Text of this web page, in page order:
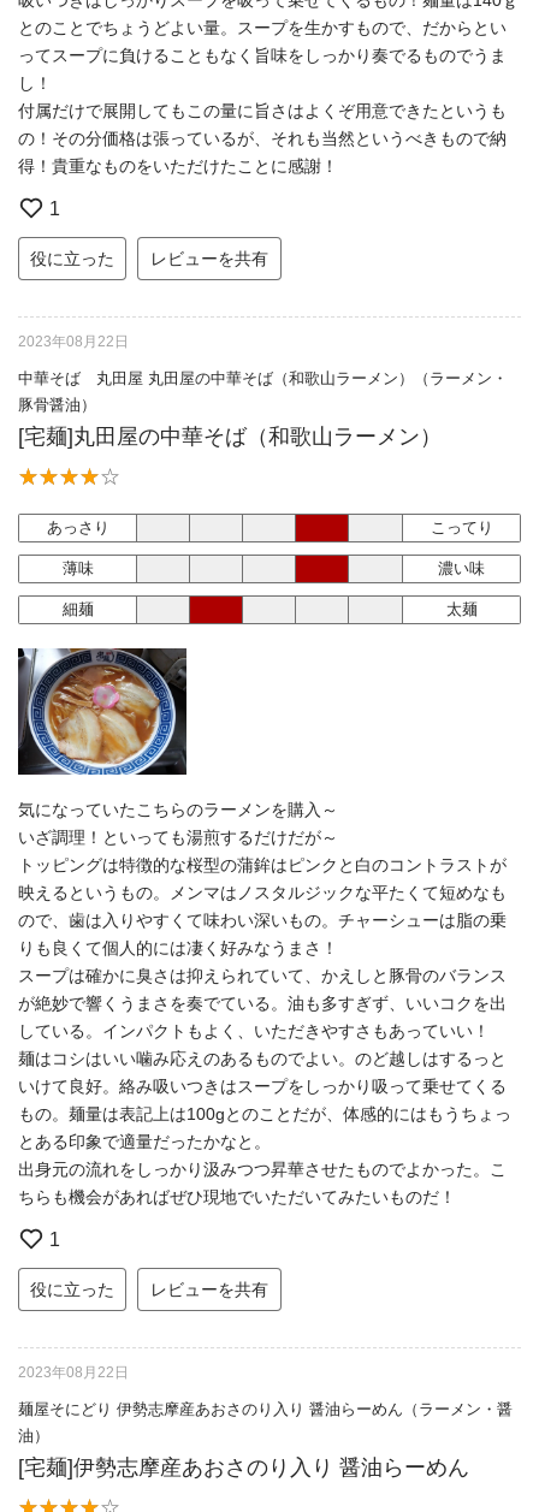
とのことでちょうどよい量。スープを生かすもので、だからとい
ってスープに負けることもなく旨味をしっかり奏でるものでうま
し！
付属だけで展開してもこの量に旨さはよくぞ用意できたというも
の！その分価格は張っているが、それも当然というべきもので納
得！貴重なものをいただけたことに感謝！
1
役に立った レビューを共有
2023年08月22日
中華そば 丸田屋 丸田屋の中華そば（和歌山ラーメン）（ラーメン・
豚骨醤油）
[宅麺]丸田屋の中華そば（和歌山ラーメン）
あっさり こってり
薄味 濃い味
細麺 太麺
気になっていたこちらのラーメンを購入～
いざ調理！といっても湯煎するだけだが～
トッピングは特徴的な桜型の蒲鉾はピンクと白のコントラストが
映えるというもの。メンマはノスタルジックな平たくて短めなも
ので、歯は入りやすくて味わい深いもの。チャーシューは脂の乗
りも良くて個人的には凄く好みなうまさ！
スープは確かに臭さは抑えられていて、かえしと豚骨のバランス
が絶妙で響くうまさを奏でている。油も多すぎず、いいコクを出
している。インパクトもよく、いただきやすさもあっていい！
麺はコシはいい噛み応えのあるものでよい。のど越しはするっと
いけて良好。絡み吸いつきはスープをしっかり吸って乗せてくる
もの。麺量は表記上は100gとのことだが、体感的にはもうちょっ
とある印象で適量だったかなと。
出身元の流れをしっかり汲みつつ昇華させたものでよかった。こ
ちらも機会があればぜひ現地でいただいてみたいものだ！
1
役に立った レビューを共有
2023年08月22日
麺屋そにどり 伊勢志摩産あおさのり入り 醤油らーめん（ラーメン・醤
油）
[宅麺]伊勢志摩産あおさのり入り 醤油らーめん